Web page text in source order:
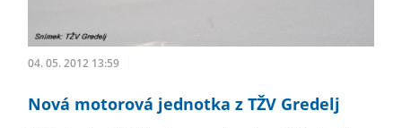
04. 05. 2012 13:59
Nová motorová jednotka z TŽV Gredelj